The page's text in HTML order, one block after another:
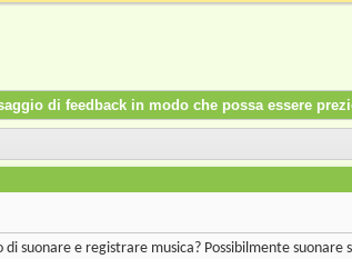
di feedback in modo che possa essere
di suonare e registrare musica? Possibilmente